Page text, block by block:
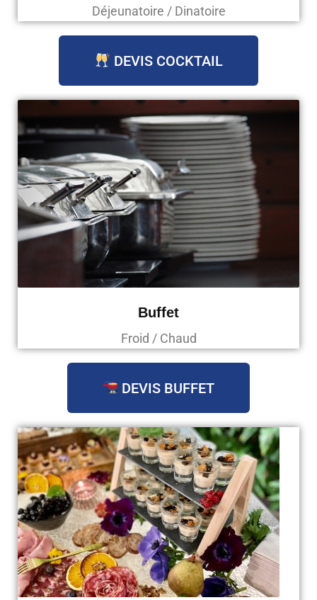
Déjeunatoire / Dinatoire
DEVIS COCKTAIL
Buffet
Froid / Chaud
DEVIS BUFFET